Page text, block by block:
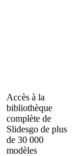
Accès à la
bibliothèque
complète de
Slidesgo de plus
de 30 000
modèles